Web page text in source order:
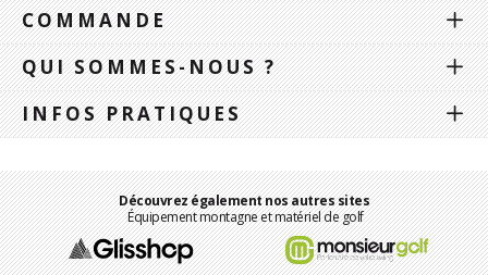
COMMANDE
QUI SOMMES-NOUS ?
INFOS PRATIQUES
Découvrez également nos autres sites
Équipement montagne et matériel de golf